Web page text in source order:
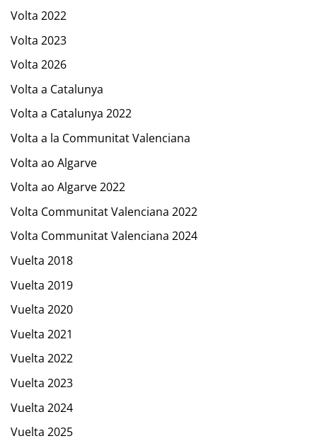
Volta 2022
Volta 2023
Volta 2026
Volta a Catalunya
Volta a Catalunya 2022
Volta a la Communitat Valenciana
Volta ao Algarve
Volta ao Algarve 2022
Volta Communitat Valenciana 2022
Volta Communitat Valenciana 2024
Vuelta 2018
Vuelta 2019
Vuelta 2020
Vuelta 2021
Vuelta 2022
Vuelta 2023
Vuelta 2024
Vuelta 2025